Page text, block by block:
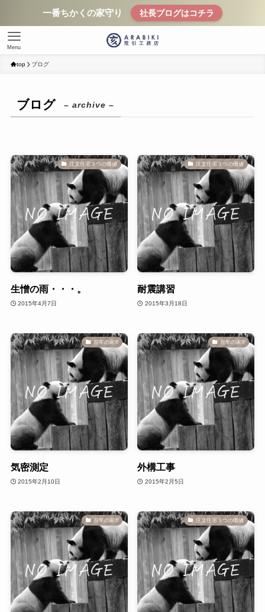
一番ちかくの家守り 社長ブログはコチラ
Menu
top ブログ
ブログ – archive –
注文住宅３つの価値
生憎の雨・・・。
2015年4月7日
注文住宅３つの価値
耐震講習
2015年3月18日
百年の家®️
気密測定
2015年2月10日
百年の家®️
外構工事
2015年2月5日
百年の家®️ 注文住宅３つの価値